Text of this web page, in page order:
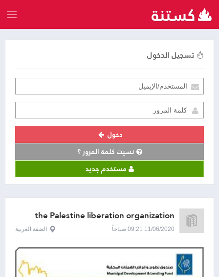
تسجيل الدخول
دخول
نسيت كلمة المرور ؟
مستخدم جديد
the Palestine liberation organization
11/06/2020 09:21 صباحاً الضفة الغربية